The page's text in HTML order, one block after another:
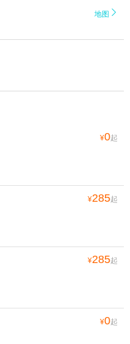
地图 
¥0起
¥285起
¥285起
¥0起